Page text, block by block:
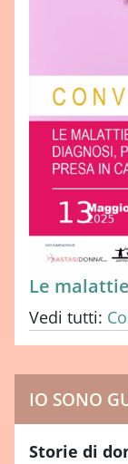
Le
Vedi tutti:
IO SONO
Storie di